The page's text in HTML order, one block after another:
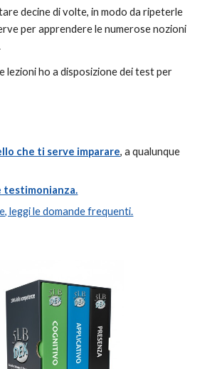
decine di volte, in modo da ripeterle
per apprendere le numerose nozioni
lezioni ho a disposizione dei test per
che ti serve imparare, a qualunque
testimonianza.
leggi le domande frequenti.